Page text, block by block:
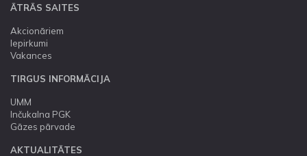
ĀTRĀS SAITES
Akcionāriem
Iepirkumi
Vakances
TIRGUS INFORMĀCIJA
UMM
Inčukalna PGK
Gāzes pārvade
AKTUALITĀTES